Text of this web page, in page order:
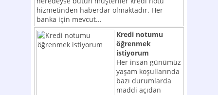
hizmetinden haberdar olmaktadır. Her
banka için mevcut...
Kredi notumu
öğrenmek
istiyorum
Her insan günümüz
yaşam koşullarında
bazı durumlarda
maddi açıdan